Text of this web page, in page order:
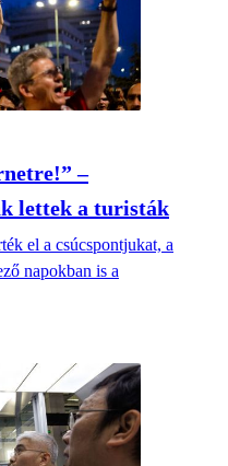
–
lettek a turisták
el a csúcspontjukat, a
napokban is a